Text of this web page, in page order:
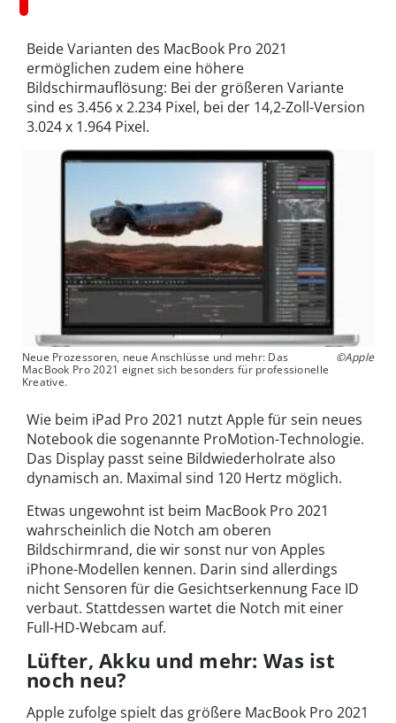
Beide Varianten des MacBook Pro 2021
ermöglichen zudem eine höhere
Bildschirmauflösung: Bei der größeren Variante
sind es 3.456 x 2.234 Pixel, bei der 14,2-Zoll-Version
3.024 x 1.964 Pixel.
Neue Prozessoren, neue Anschlüsse und mehr: Das
MacBook Pro 2021 eignet sich besonders für professionelle
Kreative.
©Apple
Wie beim iPad Pro 2021 nutzt Apple für sein neues
Notebook die sogenannte ProMotion-Technologie.
Das Display passt seine Bildwiederholrate also
dynamisch an. Maximal sind 120 Hertz möglich.
Etwas ungewohnt ist beim MacBook Pro 2021
wahrscheinlich die Notch am oberen
Bildschirmrand, die wir sonst nur von Apples
iPhone-Modellen kennen. Darin sind allerdings
nicht Sensoren für die Gesichtserkennung Face ID
verbaut. Stattdessen wartet die Notch mit einer
Full-HD-Webcam auf.
Lüfter, Akku und mehr: Was ist
noch neu?
Apple zufolge spielt das größere MacBook Pro 2021